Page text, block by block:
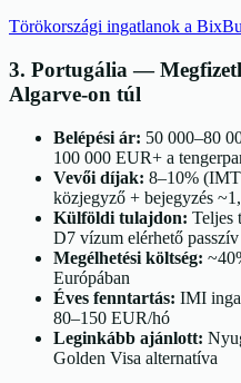
Törökországi ingatlanok a
3. Portugália —
Algarve-on túl
Belépési ár: 50 000–80
100 000 EUR+ a
Vevői díjak: 8–10%
közjegyző + bejegyzés
Külföldi tulajdon: Teljes
D7 vízum elérhető
Megélhetési költség:
Európában
Éves fenntartás: IMI
80–150 EUR/hó
Leginkább ajánlott:
Golden Visa alternatíva